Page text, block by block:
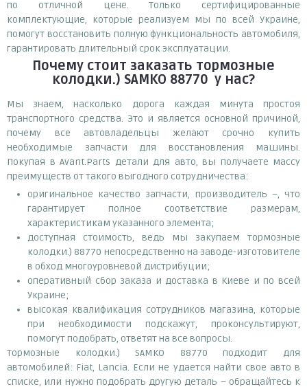
по отличной цене. Только сертифицированные
комплектующие, которые реализуем мы по всей Украине,
помогут восстановить полную функциональность автомобиля,
гарантировать длительный срок эксплуатации.
Почему стоит заказать тормозные
колодки.) SAMKO 88770 у нас?
Мы знаем, насколько дорога каждая минута простоя
транспортного средства. Это и является основной причиной,
почему все автовладельцы желают срочно купить
необходимые запчасти для восстановления машины.
Покупая в Avant.Parts детали для авто, вы получаете массу
преимуществ от такого выгодного сотрудничества:
оригинальное качество запчасти, производитель –, что
гарантирует полное соответствие размерам,
характеристикам указанного элемента;
доступная стоимость, ведь мы закупаем тормозные
колодки.) 88770 непосредственно на заводе-изготовителе
в обход многоуровневой дистрибуции;
оперативный сбор заказа и доставка в Киеве и по всей
Украине;
высокая квалификация сотрудников магазина, которые
при необходимости подскажут, проконсультируют,
помогут подобрать, ответят на все вопросы.
Тормозные колодки.) SAMKO 88770 подходит для
автомобилей: Fiat, Lancia. Если не удается найти свое авто в
списке, или нужно подобрать другую деталь – обращайтесь к